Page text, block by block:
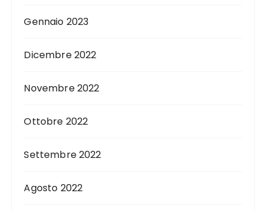
Gennaio 2023
Dicembre 2022
Novembre 2022
Ottobre 2022
Settembre 2022
Agosto 2022